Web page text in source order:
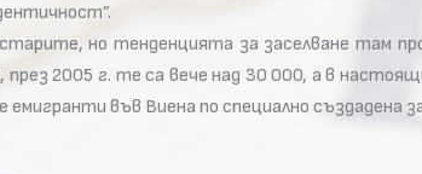
но тенденцията за заселване там
2005 г. те са вече над 30 000, а в
емигранти във Виена по специално създадена